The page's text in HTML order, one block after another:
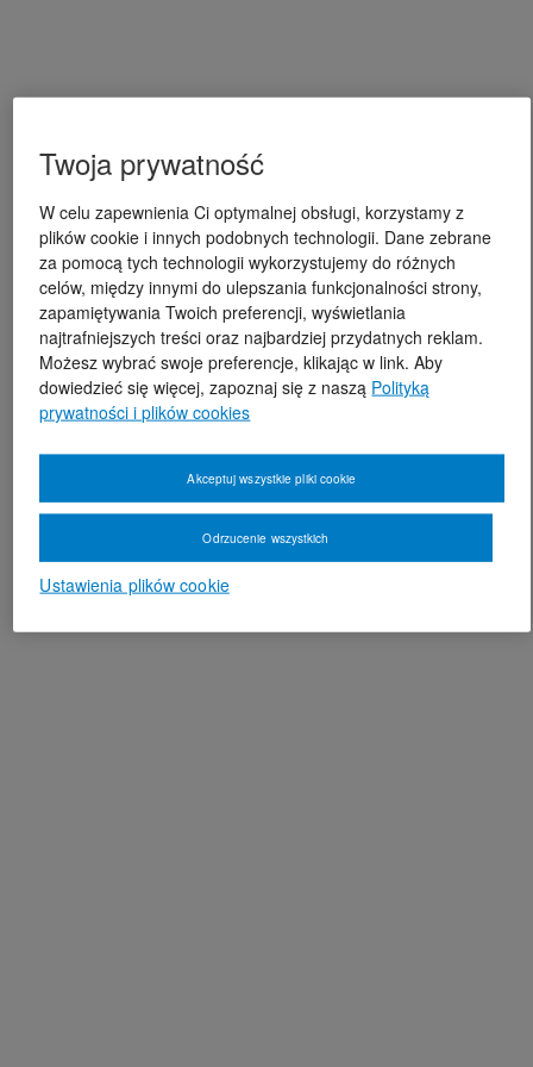
Twoja prywatność
W celu zapewnienia Ci optymalnej obsługi, korzystamy z
plików cookie i innych podobnych technologii. Dane zebrane
za pomocą tych technologii wykorzystujemy do różnych
celów, między innymi do ulepszania funkcjonalności strony,
zapamiętywania Twoich preferencji, wyświetlania
najtrafniejszych treści oraz najbardziej przydatnych reklam.
Możesz wybrać swoje preferencje, klikając w link. Aby
dowiedzieć się więcej, zapoznaj się z naszą Polityką
prywatności i plików cookies
Ustawienia plików cookie
Odrzucenie wszystkich
Akceptuj wszystkie pliki cookie